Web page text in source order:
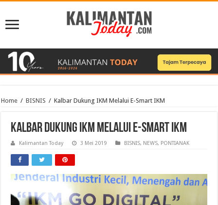
Home / BISNIS / Kalbar Dukung IKM Melalui E-Smart IKM
Kalbar Dukung IKM Melalui E-Smart IKM
Kalimantan Today 3 Mei 2019 BISNIS, NEWS, PONTIANAK